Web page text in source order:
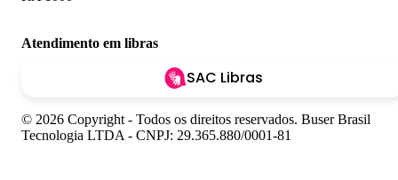
Atendimento em libras
SAC Libras
© 2026 Copyright - Todos os direitos reservados. Buser Brasil
Tecnologia LTDA - CNPJ: 29.365.880/0001-81